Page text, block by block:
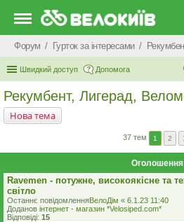
Форум Гурток за інтересами
Швидкий доступ Допомога
Рекумбент, Лигерад,
Нова тема
37 тем 1 2
Оголошення
Ravemen - потужне, високоякісне та
світло
Останнє повідомленняВелоДім « 6.1.23 11:40
Доданов iнтернет - магазин *Velosiped.com*
Відповіді: 15